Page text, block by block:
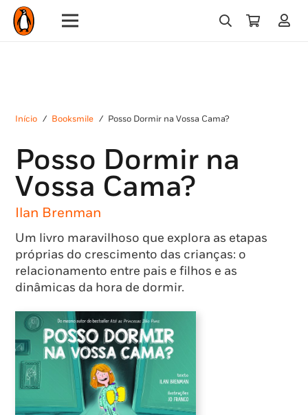
Início / Booksmile / Posso Dormir na Vossa Cama?
Posso Dormir na
Vossa Cama?
Ilan Brenman
Um livro maravilhoso que explora as etapas
próprias do crescimento das crianças: o
relacionamento entre pais e filhos e as
dinâmicas da hora de dormir.